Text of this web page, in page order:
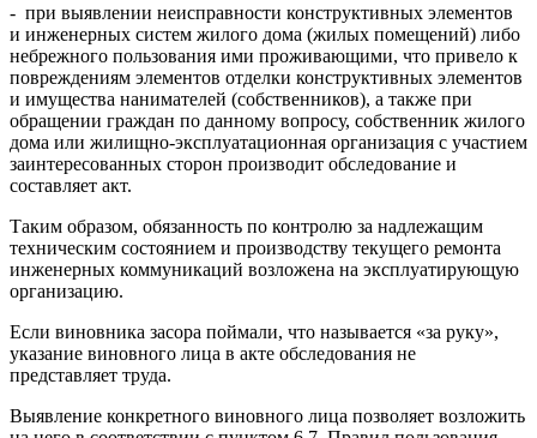
- при выявлении неисправности конструктивных элементов
и инженерных систем жилого дома (жилых помещений) либо
небрежного пользования ими проживающими, что привело к
повреждениям элементов отделки конструктивных элементов
и имущества нанимателей (собственников), а также при
обращении граждан по данному вопросу, собственник жилого
дома или жилищно-эксплуатационная организация с участием
заинтересованных сторон производит обследование и
составляет акт.
Таким образом, обязанность по контролю за надлежащим
техническим состоянием и производству текущего ремонта
инженерных коммуникаций возложена на эксплуатирующую
организацию.
Если виновника засора поймали, что называется «за руку»,
указание виновного лица в акте обследования не
представляет труда.
Выявление конкретного виновного лица позволяет возложить